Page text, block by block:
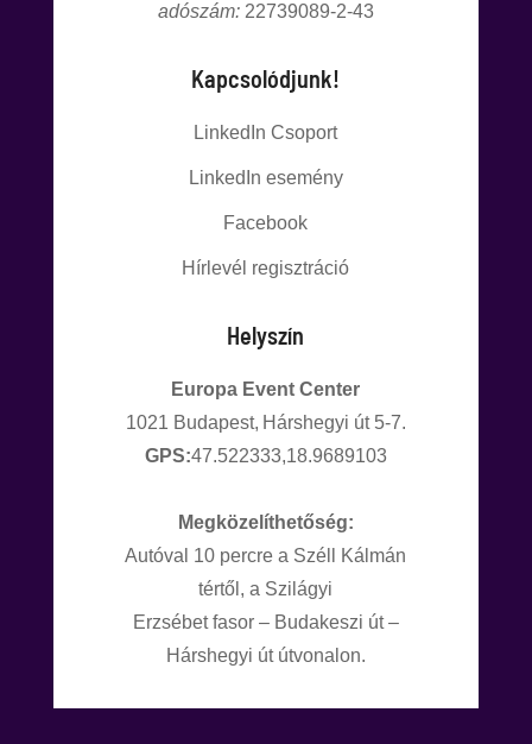
adószám: 22739089-2-43
Kapcsolódjunk!
LinkedIn Csoport
LinkedIn esemény
Facebook
Hírlevél regisztráció
Helyszín
Europa Event Center
1021 Budapest, Hárshegyi út 5-7.
GPS:47.522333,18.9689103
Megközelíthetőség:
Autóval 10 percre a Széll Kálmán
tértől, a Szilágyi
Erzsébet fasor – Budakeszi út –
Hárshegyi út útvonalon.